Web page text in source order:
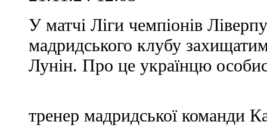
У матчі Ліги чемпіонів
мадридського клубу
Лунін. Про це українцю
тренер мадридської команди